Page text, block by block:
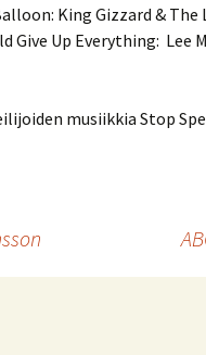
King Gizzard & The
Give Up Everything: Lee
musiikkia Stop